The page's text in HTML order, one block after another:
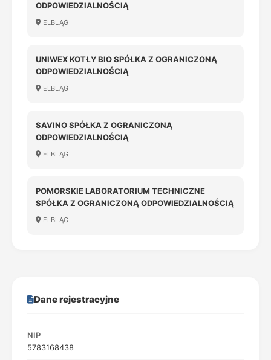
ODPOWIEDZIALNOŚCIĄ
ELBLĄG
UNIWEX KOTŁY BIO SPÓŁKA Z OGRANICZONĄ
ODPOWIEDZIALNOŚCIĄ
ELBLĄG
SAVINO SPÓŁKA Z OGRANICZONĄ
ODPOWIEDZIALNOŚCIĄ
ELBLĄG
POMORSKIE LABORATORIUM TECHNICZNE
SPÓŁKA Z OGRANICZONĄ ODPOWIEDZIALNOŚCIĄ
ELBLĄG
Dane rejestracyjne
NIP
5783168438